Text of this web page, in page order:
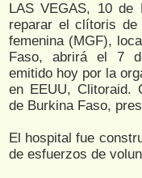
LAS VEGAS, 10
reparar el clítoris de
femenina (MGF),
Faso, abrirá el 7
emitido hoy por la
en EEUU, Clitoraid.
de Burkina Faso,
El hospital fue
de esfuerzos de